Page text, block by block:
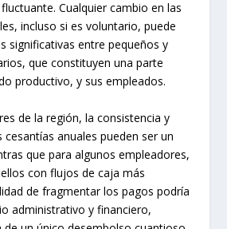
Cualquier cambio en las
incluso si es voluntario, puede
significativas entre pequeños y
que constituyen una parte
productivo, y sus empleados.
de la región, la consistencia y
cesantías anuales pueden ser un
que para algunos empleadores,
con flujos de caja más
de fragmentar los pagos podría
administrativo y financiero,